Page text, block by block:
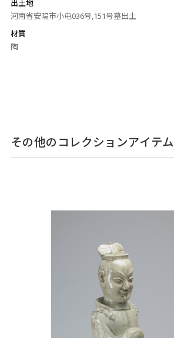
出土地
河南省安陽市小屯036号,151号墓出土
材質
陶
その他のコレクションアイテム